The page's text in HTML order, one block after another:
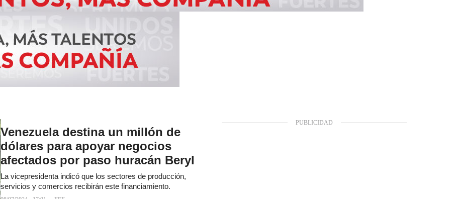
Venezuela destina un millón de
dólares para apoyar negocios
afectados por paso huracán Beryl
La vicepresidenta indicó que los sectores de producción,
servicios y comercios recibirán este financiamiento.